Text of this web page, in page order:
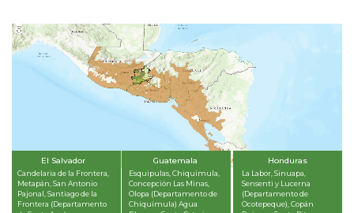
El Salvador
Candelaria de la Frontera,
Metapán, San Antonio
Pajonal, Santiago de la
Frontera (Departamento
Esquipulas, Chiquimula,
Concepción Las Minas,
Olopa (Departamento de
Chiquimula) Agua
Guatemala Honduras
La Labor, Sinuapa,
Sensenti y Lucerna
(Departamento de
Ocotepeque), Copán